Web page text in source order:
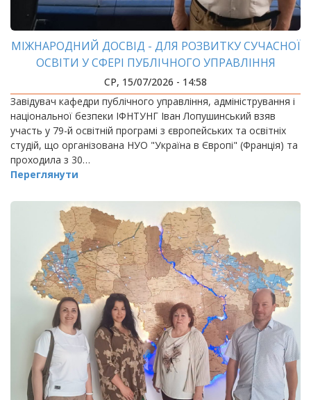
МІЖНАРОДНИЙ ДОСВІД - ДЛЯ РОЗВИТКУ СУЧАСНОЇ
ОСВІТИ У СФЕРІ ПУБЛІЧНОГО УПРАВЛІННЯ
СР, 15/07/2026 - 14:58
Завідувач кафедри публічного управління, адміністрування і
національної безпеки ІФНТУНГ Іван Лопушинський взяв
участь у 79-й освітній програмі з європейських та освітніх
студій, що організована НУО "Україна в Європі" (Франція) та
проходила з 30…
Переглянути